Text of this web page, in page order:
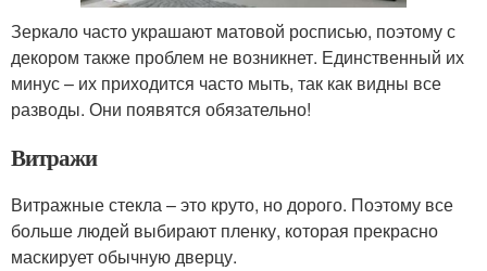
Зеркало часто украшают матовой росписью, поэтому с
декором также проблем не возникнет. Единственный их
минус – их приходится часто мыть, так как видны все
разводы. Они появятся обязательно!
Витражи
Витражные стекла – это круто, но дорого. Поэтому все
больше людей выбирают пленку, которая прекрасно
маскирует обычную дверцу.